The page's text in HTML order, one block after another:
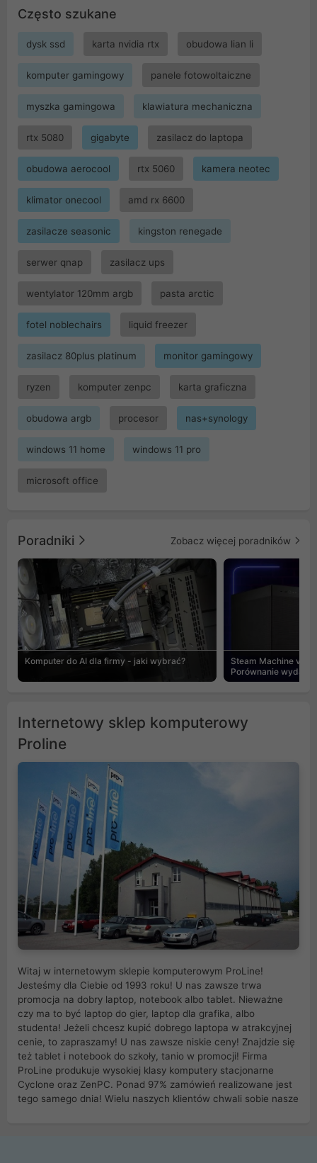
Często szukane
dysk ssd karta nvidia rtx obudowa lian li
komputer gamingowy panele fotowoltaiczne
myszka gamingowa klawiatura mechaniczna
rtx 5080 gigabyte zasilacz do laptopa
obudowa aerocool rtx 5060 kamera neotec
klimator onecool amd rx 6600
zasilacze seasonic kingston renegade
serwer qnap zasilacz ups
wentylator 120mm argb pasta arctic
fotel noblechairs liquid freezer
zasilacz 80plus platinum monitor gamingowy
ryzen komputer zenpc karta graficzna
obudowa argb procesor nas+synology
windows 11 home windows 11 pro
microsoft office
Poradniki Zobacz więcej poradników
Komputer do AI dla firmy - jaki wybrać?
Steam Machine vs
Porównanie
Internetowy sklep komputerowy
Proline
Witaj w internetowym sklepie komputerowym ProLine!
Jesteśmy dla Ciebie od 1993 roku! U nas zawsze trwa
promocja na dobry laptop, notebook albo tablet. Nieważne
czy ma to być laptop do gier, laptop dla grafika, albo
studenta! Jeżeli chcesz kupić dobrego laptopa w atrakcyjnej
cenie, to zapraszamy! U nas zawsze niskie ceny! Znajdzie się
też tablet i notebook do szkoły, tanio w promocji! Firma
ProLine produkuje wysokiej klasy komputery stacjonarne
Cyclone oraz ZenPC. Ponad 97% zamówień realizowane jest
tego samego dnia! Wielu naszych klientów chwali sobie nasze